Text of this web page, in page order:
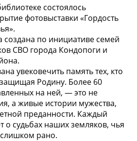
состоялось
фотовыставки «Гордость
создана по инициативе семей
СВО города Кондопоги и
увековечить память тех, кто
Родину. Более 60
на ней, — это не
а живые истории мужества,
преданности. Каждый
о судьбах наших земляков, чья
рано.